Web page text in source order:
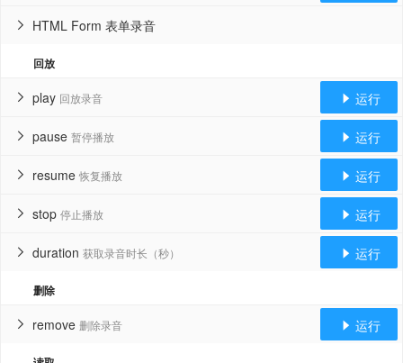
HTML Form 表单录音

回放
play 回放录音
  运行
pause 暂停播放
  运行
resume 恢复播放
  运行
stop 停止播放
  运行
duration 获取录音时长（秒）
  运行
删除
remove 删除录音
  运行